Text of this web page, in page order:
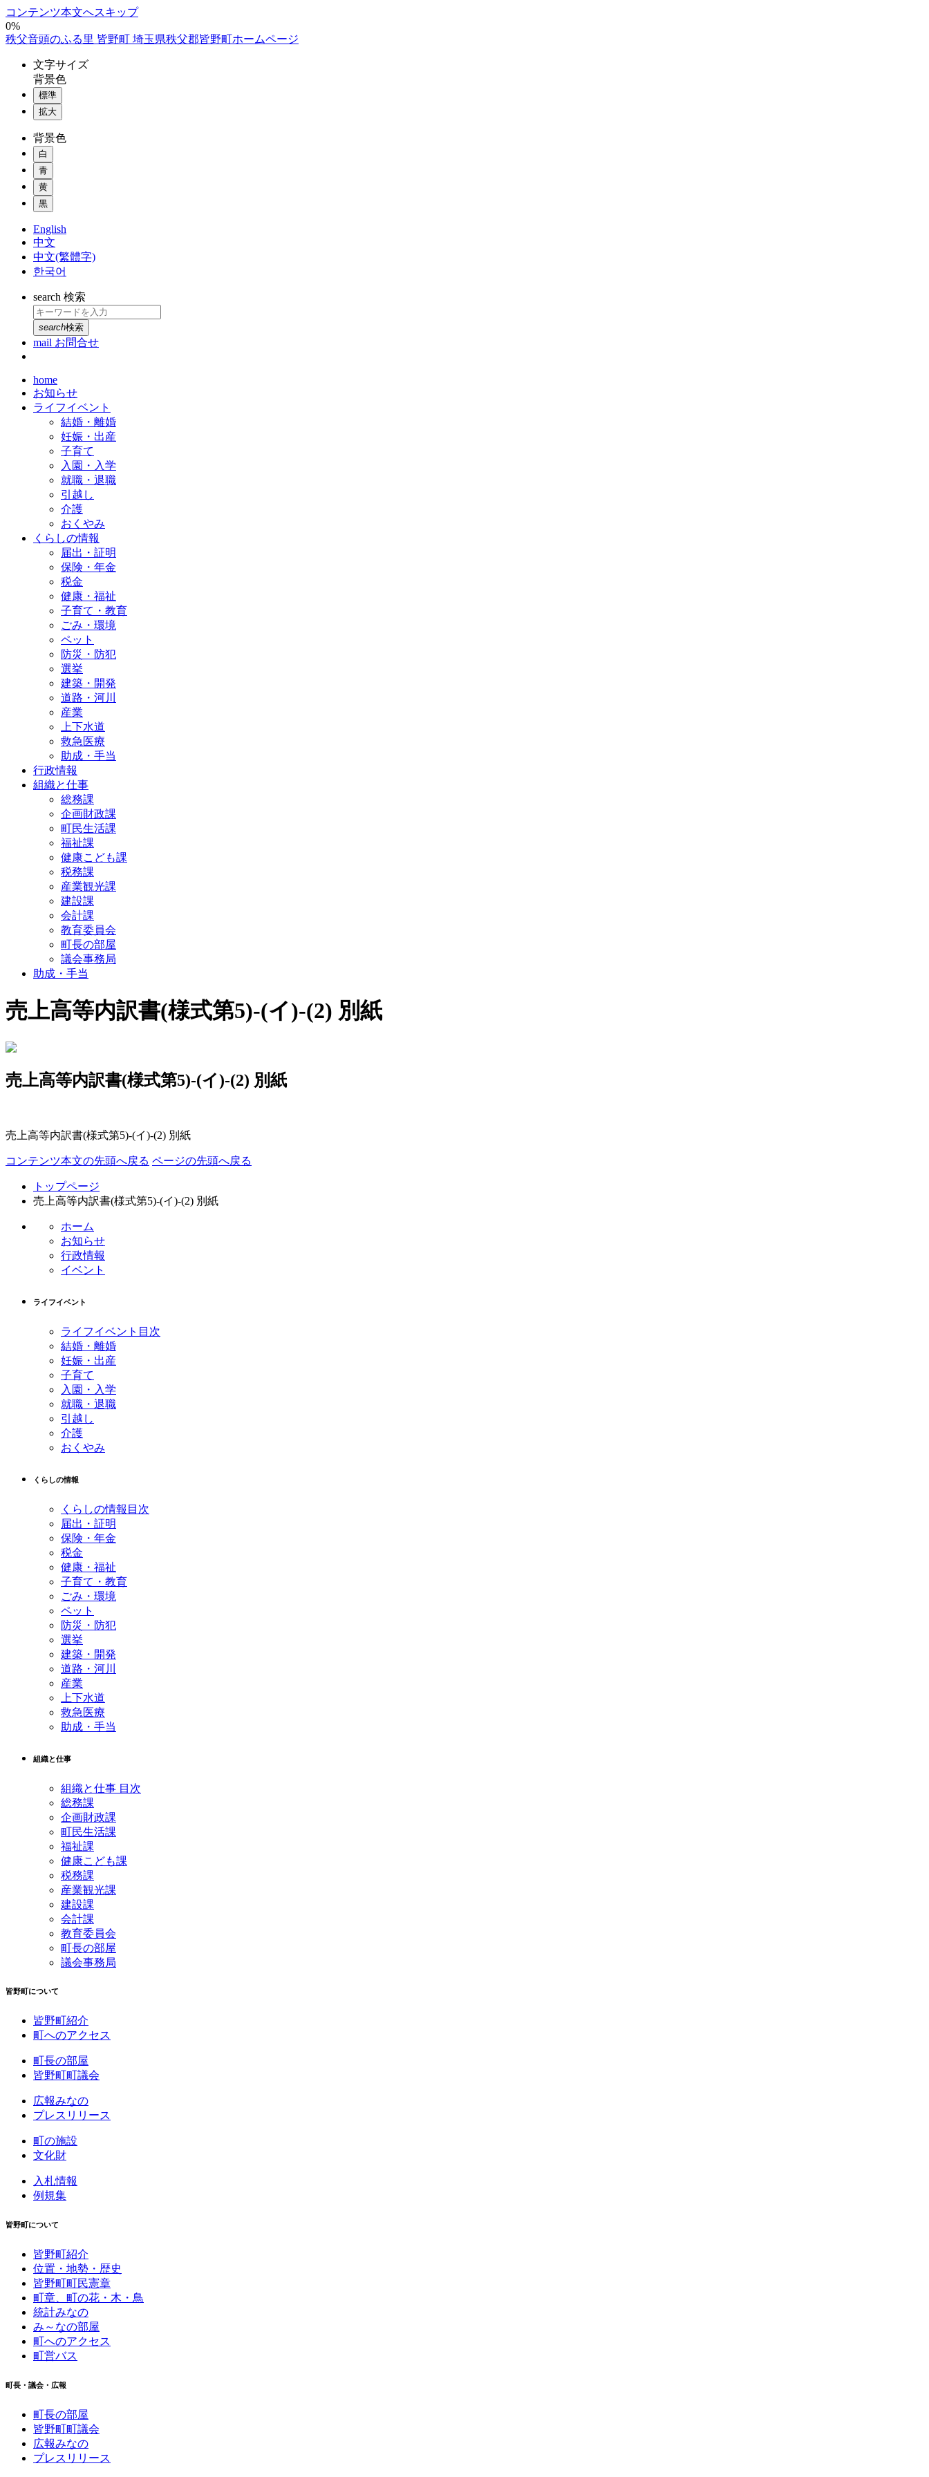
コンテンツ本文へスキップ
0%
秩父音頭のふる里 皆野町 埼玉県秩父郡皆野町ホームページ
文字サイズ
背景色
標準
拡大
背景色
白
青
黄
黒
English
中文
中文(繁體字)
한국어
search 検索
search検索
mail お問合せ
home
お知らせ
ライフイベント
結婚・離婚
妊娠・出産
子育て
入園・入学
就職・退職
引越し
介護
おくやみ
くらしの情報
届出・証明
保険・年金
税金
健康・福祉
子育て・教育
ごみ・環境
ペット
防災・防犯
選挙
建築・開発
道路・河川
産業
上下水道
救急医療
助成・手当
行政情報
組織と仕事
総務課
企画財政課
町民生活課
福祉課
健康こども課
税務課
産業観光課
建設課
会計課
教育委員会
町長の部屋
議会事務局
助成・手当
売上高等内訳書(様式第5)-(イ)-(2) 別紙
売上高等内訳書(様式第5)-(イ)-(2) 別紙
売上高等内訳書(様式第5)-(イ)-(2) 別紙
コンテンツ本文の先頭へ戻る ページの先頭へ戻る
トップページ
売上高等内訳書(様式第5)-(イ)-(2) 別紙
ホーム
お知らせ
行政情報
イベント
ライフイベント
ライフイベント目次
結婚・離婚
妊娠・出産
子育て
入園・入学
就職・退職
引越し
介護
おくやみ
くらしの情報
くらしの情報目次
届出・証明
保険・年金
税金
健康・福祉
子育て・教育
ごみ・環境
ペット
防災・防犯
選挙
建築・開発
道路・河川
産業
上下水道
救急医療
助成・手当
組織と仕事
組織と仕事 目次
総務課
企画財政課
町民生活課
福祉課
健康こども課
税務課
産業観光課
建設課
会計課
教育委員会
町長の部屋
議会事務局
皆野町について
皆野町紹介
町へのアクセス
町長の部屋
皆野町町議会
広報みなの
プレスリリース
町の施設
文化財
入札情報
例規集
皆野町について
皆野町紹介
位置・地勢・歴史
皆野町町民憲章
町章、町の花・木・鳥
統計みなの
み～なの部屋
町へのアクセス
町営バス
町長・議会・広報
町長の部屋
皆野町町議会
広報みなの
プレスリリース